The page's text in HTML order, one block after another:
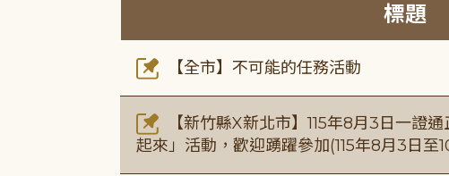
標題
【全市】不可能的任務活動
【新竹縣X新北市】115年8月3日一證
起來」活動，歡迎踴躍參加(115年8月3日至